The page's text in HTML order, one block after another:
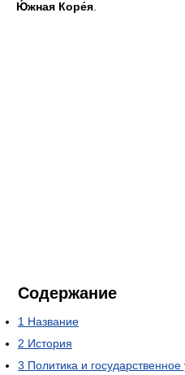
Ю́жная Коре́я
Содержание
1 Название
2 История
3 Политика и государственное